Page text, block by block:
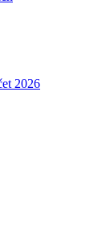
2026